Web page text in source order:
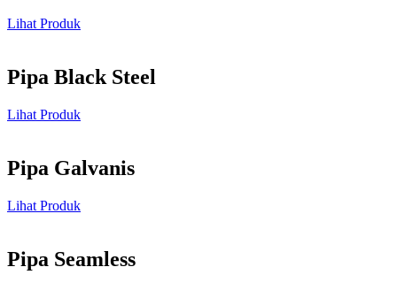
Lihat Produk
Pipa Black Steel
Lihat Produk
Pipa Galvanis
Lihat Produk
Pipa Seamless